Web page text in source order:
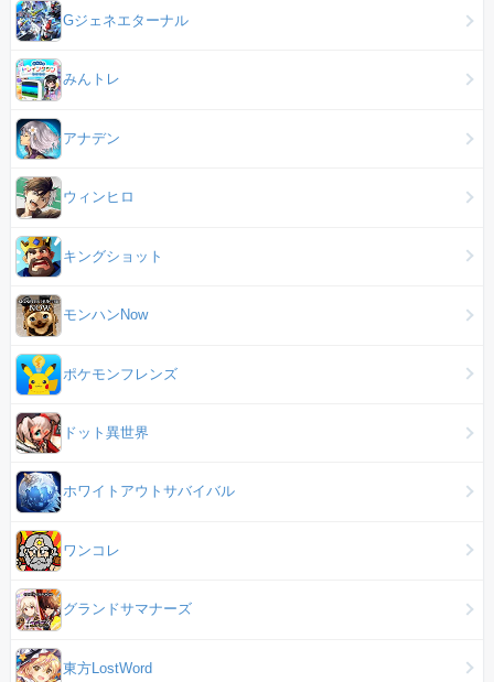
Gジェネエターナル
みんトレ
アナデン
ウィンヒロ
キングショット
モンハンNow
ポケモンフレンズ
ドット異世界
ホワイトアウトサバイバル
ワンコレ
グランドサマナーズ
東方LostWord